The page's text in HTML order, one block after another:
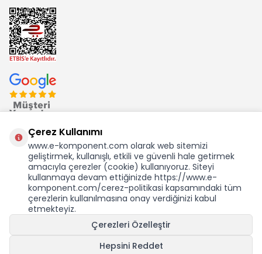
KDV Dahil Birim Fiyat
Ekom Elk. Elektronik San. ve Tic. A.Ş.'nin Tescilli Bir Markasıdır
Çerez Kullanımı
www.e-komponent.com olarak web sitemizi
geliştirmek, kullanışlı, etkili ve güvenli hale getirmek
amacıyla çerezler (cookie) kullanıyoruz. Siteyi
kullanmaya devam ettiğinizde https://www.e-
komponent.com/cerez-politikasi kapsamındaki tüm
çerezlerin kullanılmasına onay verdiğinizi kabul
etmekteyiz.
Çerezleri Özelleştir
Hepsini Reddet